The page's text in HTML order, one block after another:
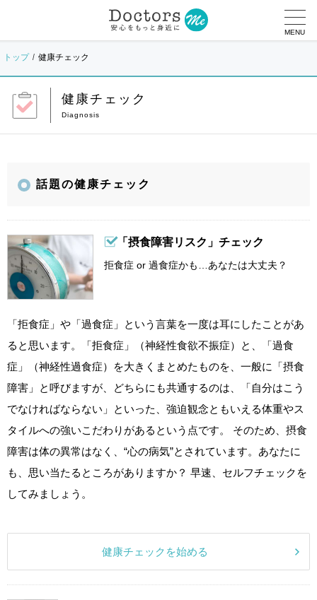
MENU
トップ 健康チェック
健康チェック
話題の健康チェック
「摂食障害リスク」チェック
拒食症 or 過食症かも…あなたは大丈夫？
「拒食症」や「過食症」という言葉を一度は耳にしたことがあ
ると思います。「拒食症」（神経性食欲不振症）と、「過食
症」（神経性過食症）を大きくまとめたものを、一般に「摂食
障害」と呼びますが、どちらにも共通するのは、「自分はこう
でなければならない」といった、強迫観念ともいえる体重やス
タイルへの強いこだわりがあるという点です。 そのため、摂食
障害は体の異常はなく、“心の病気”とされています。あなたに
も、思い当たるところがありますか？ 早速、セルフチェックを
してみましょう。
健康チェックを始める